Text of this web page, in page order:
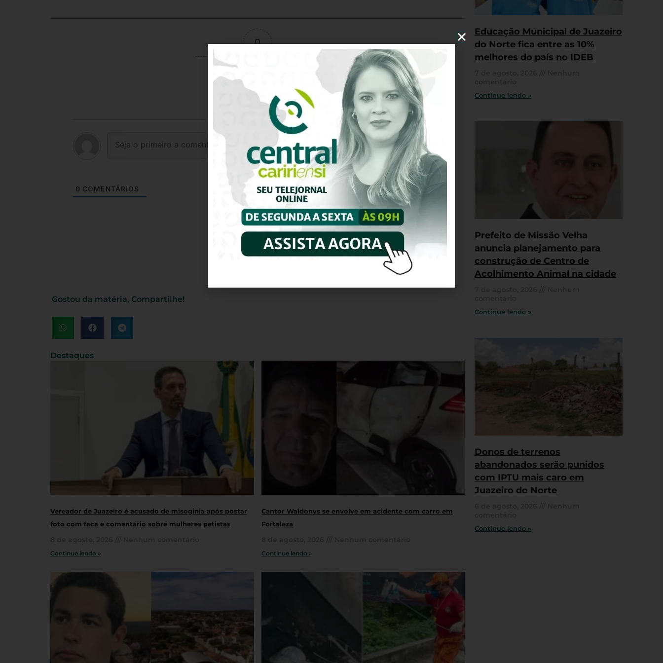
0
Avaliação do artigo
0 COMENTÁRIOS
Gostou da matéria, Compartilhe!
Destaques
Vereador de Juazeiro é acusado de misoginia após postar
foto com faca e comentário sobre mulheres petistas
Continue lendo »
Cantor Waldonys se envolve em acidente com carro em
Fortaleza
Continue lendo »
Educação Municipal de Juazeiro
do Norte fica entre as 10%
melhores do país no IDEB
Continue lendo »
Prefeito de Missão Velha
anuncia planejamento para
construção de Centro de
Acolhimento Animal na cidade
Continue lendo »
Donos de terrenos
abandonados serão punidos
com IPTU mais caro em
Juazeiro do Norte
Continue lendo »